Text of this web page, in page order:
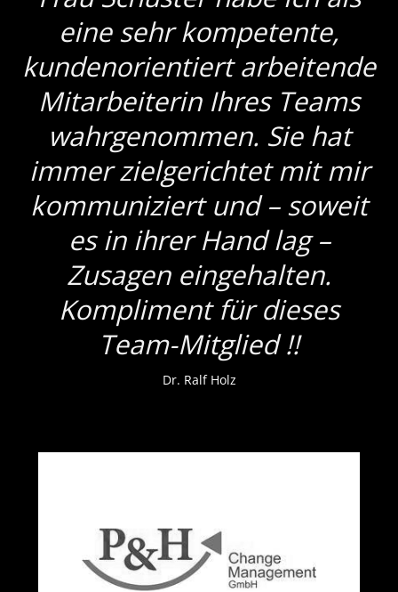
eine sehr kompetente,
kundenorientiert arbeitende
Mitarbeiterin Ihres Teams
wahrgenommen. Sie hat
immer zielgerichtet mit mir
kommuniziert und – soweit
es in ihrer Hand lag –
Zusagen eingehalten.
Kompliment für dieses
Team-Mitglied !!
Dr. Ralf Holz
P & H Change Management GmbH